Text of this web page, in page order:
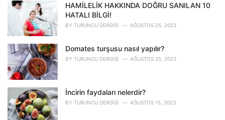
HAMİLELİK HAKKINDA DOĞRU SANILAN 10
HATALI BİLGİ!
BY TURUNCU DERGISI AĞUSTOS 25, 2023
Domates turşusu nasıl yapılır?
BY TURUNCU DERGISI AĞUSTOS 25, 2023
İncirin faydaları nelerdir?
BY TURUNCU DERGISI AĞUSTOS 15, 2023